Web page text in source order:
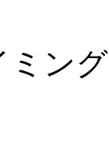
ミン